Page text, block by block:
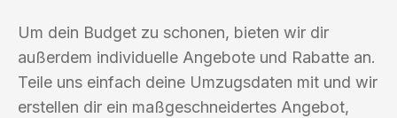
Um dein Budget zu schonen, bieten wir dir
außerdem individuelle Angebote und Rabatte an.
Teile uns einfach deine Umzugsdaten mit und wir
erstellen dir ein maßgeschneidertes Angebot,